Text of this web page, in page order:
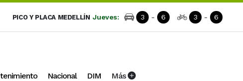
PICO Y PLACA MEDELLÍN Jueves: 3 - 6 3 - 6
Nacional DIM Más